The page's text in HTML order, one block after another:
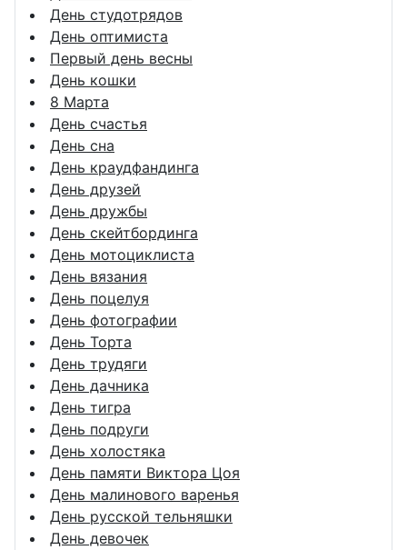
День студотрядов
День оптимиста
Первый день весны
День кошки
8 Марта
День счастья
День сна
День краудфандинга
День друзей
День дружбы
День скейтбординга
День мотоциклиста
День вязания
День поцелуя
День фотографии
День Торта
День трудяги
День дачника
День тигра
День подруги
День холостяка
День памяти Виктора Цоя
День малинового варенья
День русской тельняшки
День девочек